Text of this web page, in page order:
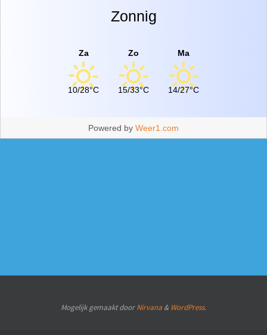
Zonnig
Za
10/28°C
Zo
15/33°C
Ma
14/27°C
Powered by Weer1.com
Mogelijk gemaakt doorNirvana & WordPress.